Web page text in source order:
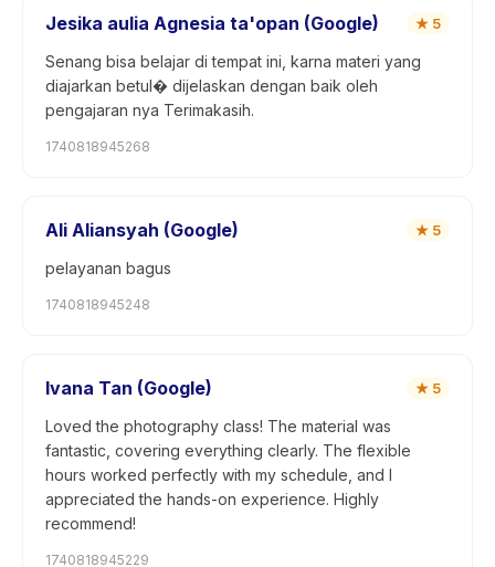
Jesika aulia Agnesia ta'opan (Google) ★ 5
Senang bisa belajar di tempat ini, karna materi yang
diajarkan betul� dijelaskan dengan baik oleh
pengajaran nya Terimakasih.
1740818945268
Ali Aliansyah (Google) ★ 5
pelayanan bagus
1740818945248
Ivana Tan (Google) ★ 5
Loved the photography class! The material was
fantastic, covering everything clearly. The flexible
hours worked perfectly with my schedule, and I
appreciated the hands-on experience. Highly
recommend!
1740818945229